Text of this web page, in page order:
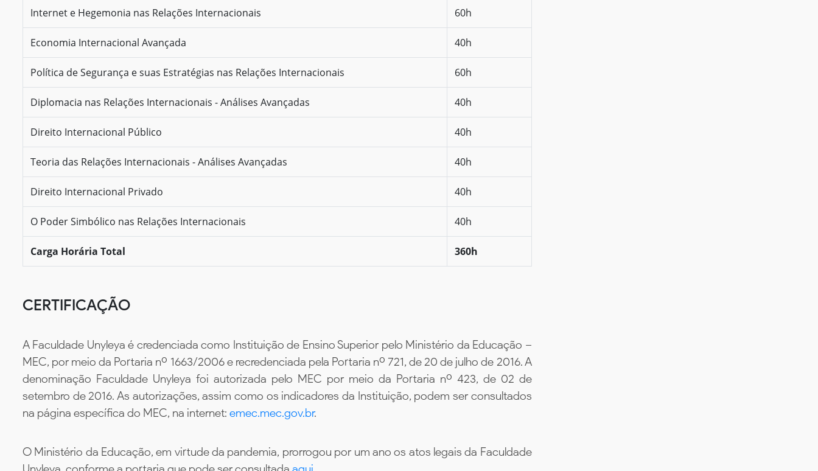
Internet e Hegemonia nas Relações Internacionais 60h
Economia Internacional Avançada 40h
Política de Segurança e suas Estratégias nas Relações Internacionais 60h
Diplomacia nas Relações Internacionais - Análises Avançadas 40h
Direito Internacional Público 40h
Teoria das Relações Internacionais - Análises Avançadas 40h
Direito Internacional Privado 40h
O Poder Simbólico nas Relações Internacionais 40h
Carga Horária Total 360h
CERTIFICAÇÃO
A Faculdade Unyleya é credenciada como Instituição de Ensino Superior pelo Ministério da Educação –
MEC, por meio da Portaria nº 1663/2006 e recredenciada pela Portaria nº 721, de 20 de julho de 2016. A
denominação Faculdade Unyleya foi autorizada pelo MEC por meio da Portaria nº 423, de 02 de
setembro de 2016. As autorizações, assim como os indicadores da Instituição, podem ser consultados
na página específica do MEC, na internet: emec.mec.gov.br.
O Ministério da Educação, em virtude da pandemia, prorrogou por um ano os atos legais da Faculdade